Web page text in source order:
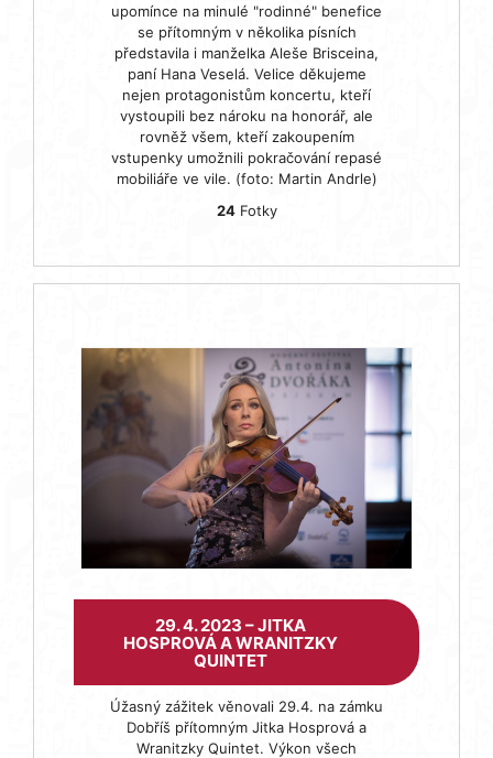
upomínce na minulé "rodinné" benefice
se přítomným v několika písních
představila i manželka Aleše Brisceina,
paní Hana Veselá. Velice děkujeme
nejen protagonistům koncertu, kteří
vystoupili bez nároku na honorář, ale
rovněž všem, kteří zakoupením
vstupenky umožnili pokračování repasé
mobiliáře ve vile. (foto: Martin Andrle)
24Fotky
29. 4. 2023 – JITKA
HOSPROVÁ A WRANITZKY
QUINTET
Úžasný zážitek věnovali 29.4. na zámku
Dobříš přítomným Jitka Hosprová a
Wranitzky Quintet. Výkon všech